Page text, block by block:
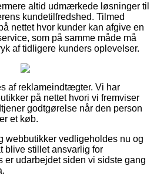
altid udmærkede løsninger til
kundetilfredshed. Tilmed
nettet hvor kunder kan afgive en
som på samme måde må
af tidligere kunders oplevelser.
af reklameindtægter. Vi har
på nettet hvori vi fremviser
godtgørelse når den person
et køb.
webbutikker vedligeholdes nu og
blive stillet ansvarlig for
er udarbejdet siden vi sidste gang